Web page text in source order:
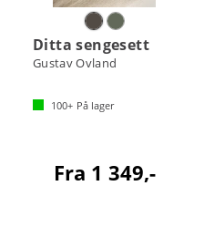
Ditta sengesett
Gustav Ovland
100+ På lager
Fra 1 349,-